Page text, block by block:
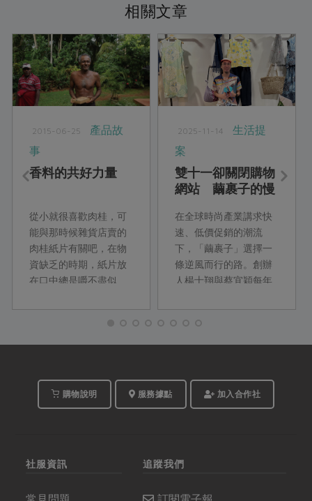
相關文章
2015-06-25
產品故
事
香料的共好力量
從小就很喜歡肉桂，可
能與那時候雜貨店賣的
肉桂紙片有關吧，在物
資缺乏的時期，紙片放
在口中總是嚼不盡似
孩童時期的一道祕境，
循著這一種氣味，二○一
四年七月，馥聚與主婦
2025-11-14
生活提
案
雙十一卻關閉購物
網站 繭裹子的慢
在全球時尚產業講求快
速、低價促銷的潮流
下，「繭裹子」選擇一
條逆風而行的路。創辦
人楊士翔與蔡宜穎每年
印度、孟加拉、尼泊爾
貿易組織合作，從源頭
與人道價值，緩慢而踏
實地走著屬於自己的時
購物說明 服務據點 加入合作社
社服資訊 追蹤我們